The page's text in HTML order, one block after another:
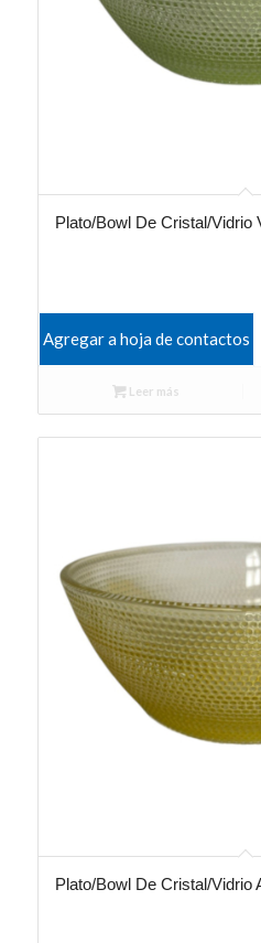
Plato/Bowl De Cristal/Vidrio
Agregar a hoja de contactos
Leer más
Plato/Bowl De Cristal/Vidrio